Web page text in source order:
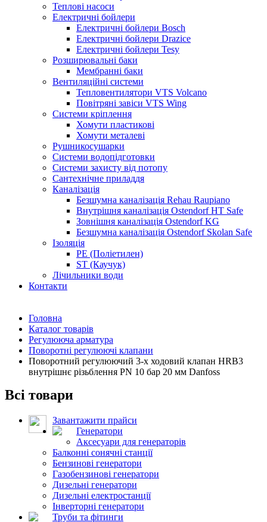
Теплові насоси
Електричні бойлери
Електричні бойлери Bosch
Електричні бойлери Drazice
Електричні бойлери Tesy
Розширювальні баки
Мембранні баки
Вентиляційні системи
Тепловентилятори VTS Volcano
Повітряні завіси VTS Wing
Системи кріплення
Хомути пластикові
Хомути металеві
Рушникосушарки
Системи водопідготовки
Системи захисту від потопу
Сантехнічне приладдя
Каналізація
Безшумна каналізація Rehau Raupiano
Внутрішня каналізація Ostendorf HT Safe
Зовнішня каналізація Ostendorf KG
Безшумна каналізація Ostendorf Skolan Safe
Ізоляція
PE (Поліетилен)
ST (Каучук)
Лічильники води
Контакти
Головна
Каталог товарів
Регулююча арматура
Поворотні регулюючі клапани
Поворотний регулюючий 3-х ходовий клапан HRB3
внутрішнє різьблення PN 10 бар 20 мм Danfoss
Всі товари
Завантажити прайси
Генератори
Аксесуари для генераторів
Балконні сонячні станції
Бензинові генератори
Газобензинові генератори
Дизельні генератори
Дизельні електростанції
Інверторні генератори
Труби та фітинги